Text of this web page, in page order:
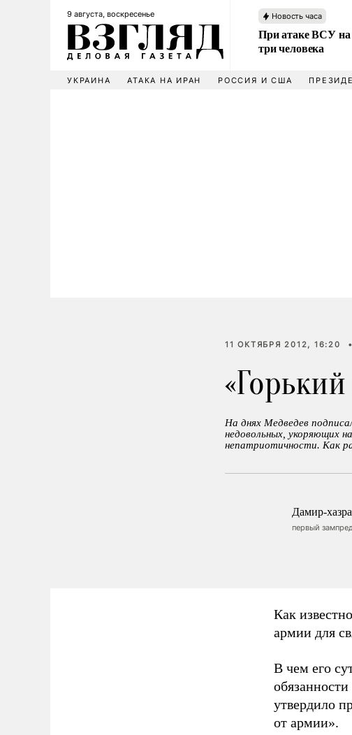
9 августа, воскресенье Новость часа
При атаке ВСУ на
три человека
УКРАИНА АТАКА НА ИРАН РОССИЯ И США
11 ОКТЯБРЯ 2012, 16:20 •
На днях Медведев
недовольных, укоряющих
непатриотичности. Как
Дамир-
первый
Как
армии для
В чем его
утвердило
от армии».